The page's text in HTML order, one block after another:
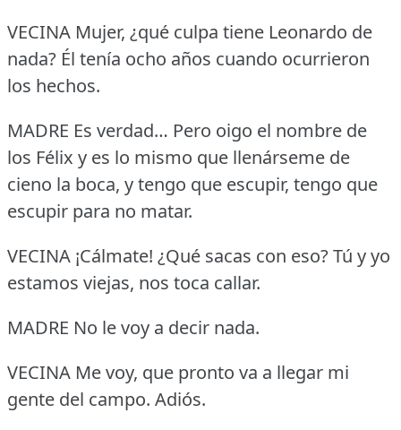
VECINA Mujer, ¿qué culpa tiene Leonardo de
nada? Él tenía ocho años cuando ocurrieron
los hechos.
MADRE Es verdad… Pero oigo el nombre de
los Félix y es lo mismo que llenárseme de
cieno la boca, y tengo que escupir, tengo que
escupir para no matar.
VECINA ¡Cálmate! ¿Qué sacas con eso?Tú y yo
estamos viejas, nos toca callar.
MADRE No le voy a decir nada.
VECINA Me voy, que pronto va a llegar mi
gente del campo. Adiós.